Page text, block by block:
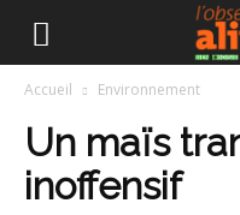
Accueil Environnement
Un maïs
inoffensif